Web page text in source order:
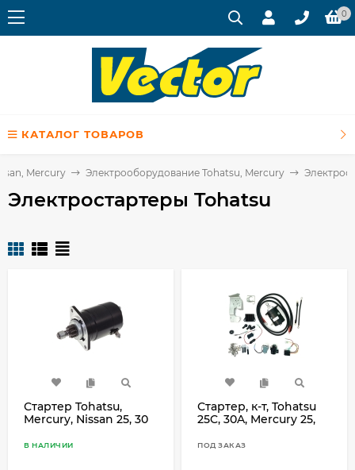
0
КАТАЛОГ ТОВАРОВ
Mercury Электрооборудование Tohatsu, Mercury
Электростартеры Tohatsu
Стартер Tohatsu,
Mercury, Nissan 25, 30
В НАЛИЧИИ
Стартер, к-т, Tohatsu
25C, 30A, Mercury 25,
ПОД ЗАКАЗ